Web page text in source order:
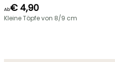
Ab€ 4,90
Kleine Töpfe von 8/9 cm